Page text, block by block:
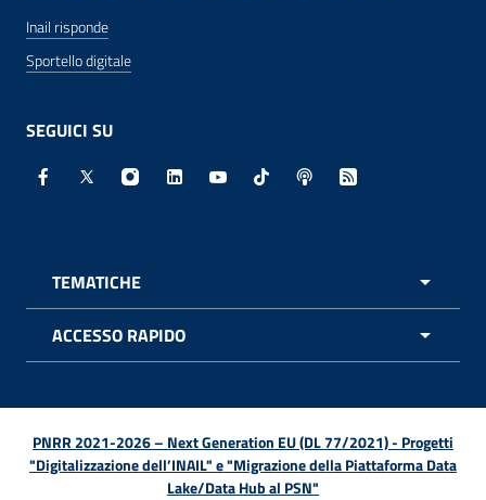
Inail risponde
Sportello digitale
SEGUICI SU
Facebook - Sito esterno - Apertura in nuova finestra
X - Sito esterno - Apertura in nuova finestra
Instagram - Sito esterno - Apertura in
Linkedin - Sito esterno - Apertura in
Youtube - Sito esterno -
TikTok - Sito esterno -
Spreaker - Sito
Feed RSS -
TEMATICHE
ACCESSO RAPIDO
PNRR 2021-2026 – Next Generation EU (DL 77/2021) - Progetti
"Digitalizzazione dell’INAIL" e "Migrazione della Piattaforma Data
Lake/Data Hub al PSN"